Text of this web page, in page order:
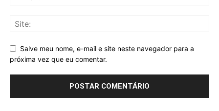
Salve meu nome, e-mail e site neste navegador para a
próxima vez que eu comentar.